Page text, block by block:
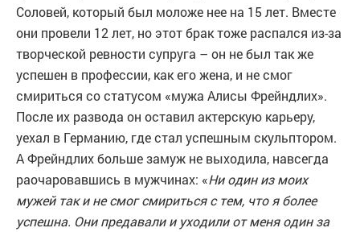
Соловей, который был моложе нее на 15 лет. Вместе
они провели 12 лет, но этот брак тоже распался из-за
творческой ревности супруга – он не был так же
успешен в профессии, как его жена, и не смог
смириться со статусом «мужа Алисы Фрейндлих».
После их развода он оставил актерскую карьеру,
уехал в Германию, где стал успешным скульптором.
А Фрейндлих больше замуж не выходила, навсегда
раочаровавшись в мужчинах: «Ни один из моих
мужей так и не смог смириться с тем, что я более
успешна. Они предавали и уходили от меня один за